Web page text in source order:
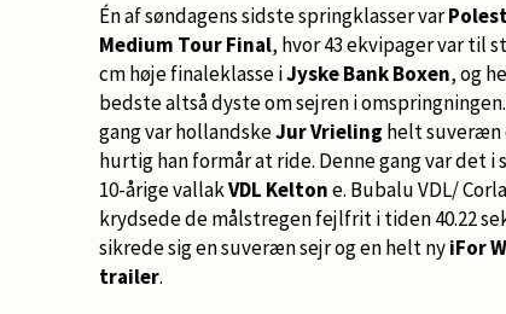
Én af søndagens sidste springklasser var
Medium Tour Final, hvor 43 ekvipager var til
cm høje finaleklasse iJyske Bank Boxen, og
bedste altså dyste om sejren i
gang var hollandskeJur Vrieling helt suveræn
hurtig han formår at ride. Denne gang var det i
10-årige vallakVDL Keltone. Bubalu VDL/
krydsede de målstregen fejlfrit i tiden 40.22
sikrede sig en suveræn sejr og en helt nyiFor
trailer.